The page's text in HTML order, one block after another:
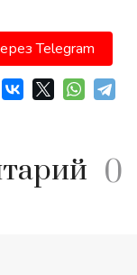
Telegram
0